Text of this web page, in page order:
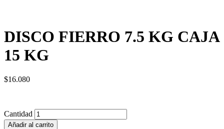
DISCO FIERRO 7.5 KG CAJA
15 KG
$16.080
Cantidad
Añadir al carrito